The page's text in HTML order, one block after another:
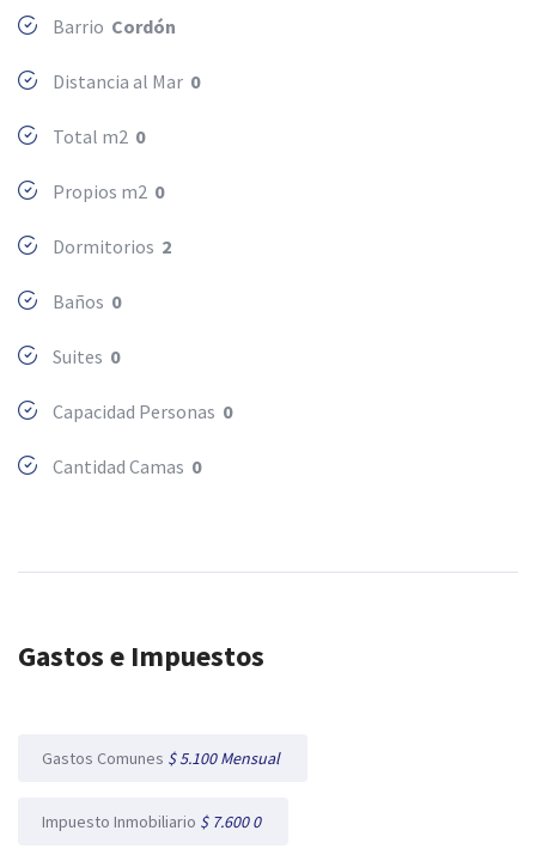
Barrio Cordón
Distancia al Mar 0
Total m2 0
Propios m2 0
Dormitorios 2
Baños 0
Suites 0
Capacidad Personas 0
Cantidad Camas 0
Gastos e Impuestos
Gastos Comunes $ 5.100 Mensual
Impuesto Inmobiliario $ 7.600 0